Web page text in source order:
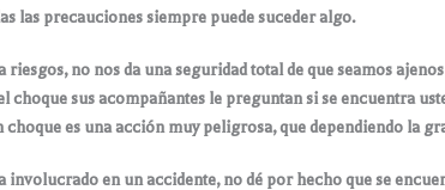
las precauciones siempre puede suceder algo.
no nos da una seguridad total de que seamos
sus acompañantes le preguntan si se encuentra
es una acción muy peligrosa, que dependiendo la
en un accidente, no dé por hecho que se